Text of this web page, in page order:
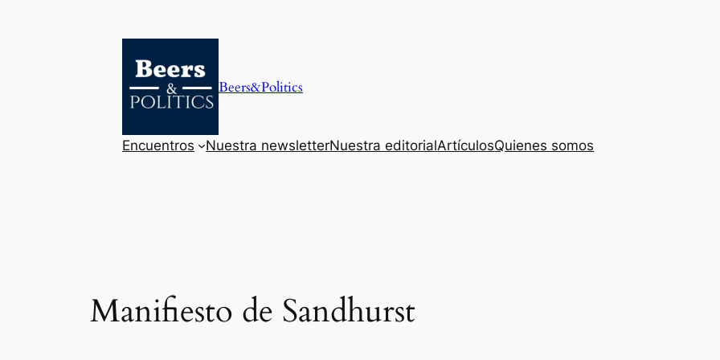
Beers&Politics
Encuentros Nuestra newsletterNuestra editorialArtículosQuienes somos
Manifiesto de Sandhurst